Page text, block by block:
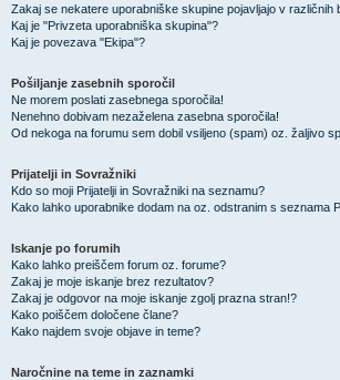
Zakaj se nekatere uporabniške skupine pojavljajo v različnih
Kaj je "Privzeta uporabniška skupina"?
Kaj je povezava "Ekipa"?
Pošiljanje zasebnih sporočil
Ne morem poslati zasebnega sporočila!
Nenehno dobivam nezaželena zasebna sporočila!
Od nekoga na forumu sem dobil vsiljeno (spam) oz. žaljivo
Prijatelji in Sovražniki
Kdo so moji Prijatelji in Sovražniki na seznamu?
Kako lahko uporabnike dodam na oz. odstranim s seznama
Iskanje po forumih
Kako lahko preiščem forum oz. forume?
Zakaj je moje iskanje brez rezultatov?
Zakaj je odgovor na moje iskanje zgolj prazna stran!?
Kako poiščem določene člane?
Kako najdem svoje objave in teme?
Naročnine na teme in zaznamki